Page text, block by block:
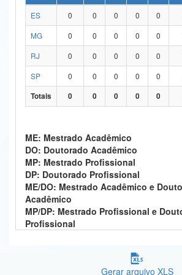
Ministério da Ciência, Tecnologia, Inovações e
Ministério do Meio Ambiente
Ministério do Turismo
Ministério do Desenvolvimento Regional
Ministério da Mulher, da Família e dos Direitos Humanos
Secretaria-Geral
Secretaria de Governo
Gabinete de Segurança Institucional
ES
0 0 0 0 0
MG
0 0 0 0 0
RJ
0 0 0 0 0
SP
0 0 0 0 0
Totais
0 0 0 0 0
ME: Mestrado Acadêmico
DO: Doutorado Acadêmico
MP: Mestrado Profissional
DP: Doutorado Profissional
ME/DO: Mestrado Acadêmico e
Acadêmico
MP/DP: Mestrado Profissional e
Profissional
Gerar arquivo XLS